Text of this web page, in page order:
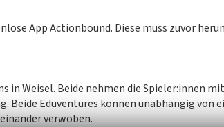
App Actionbound. Diese muss zuvor
in Weisel. Beide nehmen die Spieler:innen
Beide Eduventures können unabhängig von
verwoben.